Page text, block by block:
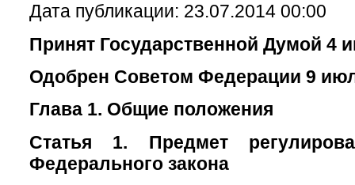
Дата публикации: 23.07.2014 00:00
Принят Государственной Думой 4
Одобрен Советом Федерации 9
Глава 1. Общие положения
Статья 1. Предмет
Федерального закона